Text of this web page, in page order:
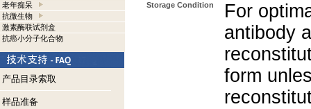
老年痴呆
抗微生物
激素酶联试剂盒
抗癌小分子化合物
产品目录索取
样品准备
Storage Condition
For
antibody
form